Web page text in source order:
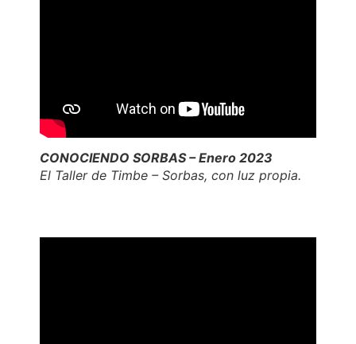
CONOCIENDO SORBAS – Enero 2023
El Taller de Timbe – Sorbas, con luz propia.